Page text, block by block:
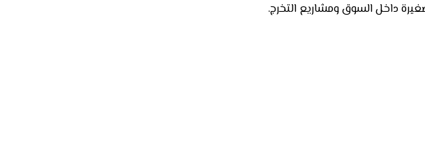
داخل السوق ومشاريع التخرج.